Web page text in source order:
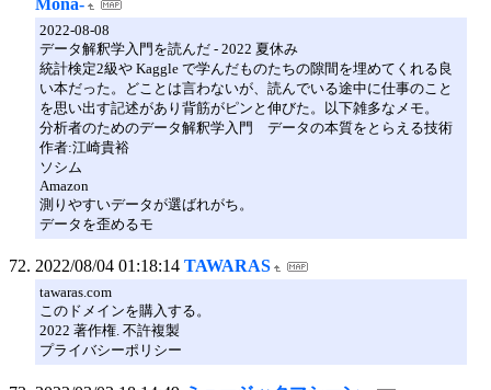
2022-08-08
データ解釈学入門を読んだ - 2022 夏休み
統計検定2級や Kaggle で学んだものたちの隙間を埋めてくれる良
い本だった。どことは言わないが、読んでいる途中に仕事のこと
を思い出す記述があり背筋がピンと伸びた。以下雑多なメモ。
分析者のためのデータ解釈学入門 データの本質をとらえる技術
作者:江崎貴裕
ソシム
Amazon
測りやすいデータが選ばれがち。
データを歪めるモ
2022/08/04 01:18:14 TAWARAS
tawaras.com
このドメインを購入する。
2022 著作権. 不許複製
プライバシーポリシー